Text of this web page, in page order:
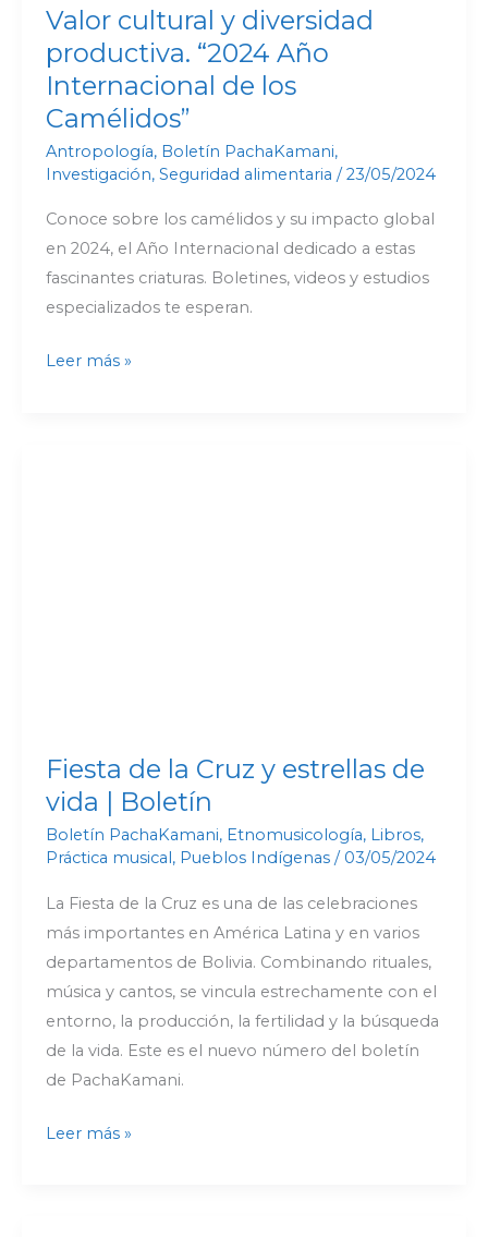
Valor cultural y diversidad
productiva. “2024 Año
Internacional de los
Camélidos”
Antropología, Boletín PachaKamani,
Investigación, Seguridad alimentaria /23/05/2024
Conoce sobre los camélidos y su impacto global
en 2024, el Año Internacional dedicado a estas
fascinantes criaturas. Boletines, videos y estudios
especializados te esperan.
Leer más »
Fiesta de la Cruz y estrellas de
vida | Boletín
Boletín PachaKamani, Etnomusicología, Libros,
Práctica musical, Pueblos Indígenas/ 03/05/2024
La Fiesta de la Cruz es una de las celebraciones
más importantes en América Latina y en varios
departamentos de Bolivia. Combinando rituales,
música y cantos, se vincula estrechamente con el
entorno, la producción, la fertilidad y la búsqueda
de la vida. Este es el nuevo número del boletín
de PachaKamani.
Leer más »